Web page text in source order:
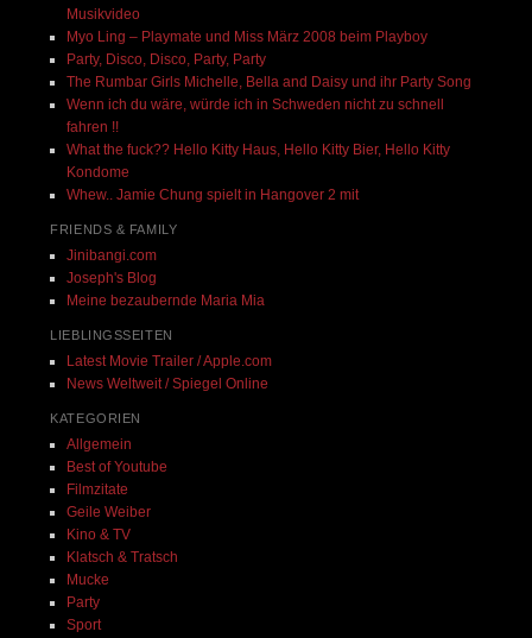
Musikvideo
Myo Ling – Playmate und Miss März 2008 beim Playboy
Party, Disco, Disco, Party, Party
The Rumbar Girls Michelle, Bella and Daisy und ihr Party Song
Wenn ich du wäre, würde ich in Schweden nicht zu schnell
fahren !!
What the fuck?? Hello Kitty Haus, Hello Kitty Bier, Hello Kitty
Kondome
Whew.. Jamie Chung spielt in Hangover 2 mit
FRIENDS & FAMILY
Jinibangi.com
Joseph's Blog
Meine bezaubernde Maria Mia
LIEBLINGSSEITEN
Latest Movie Trailer / Apple.com
News Weltweit / Spiegel Online
KATEGORIEN
Allgemein
Best of Youtube
Filmzitate
Geile Weiber
Kino & TV
Klatsch & Tratsch
Mucke
Party
Sport